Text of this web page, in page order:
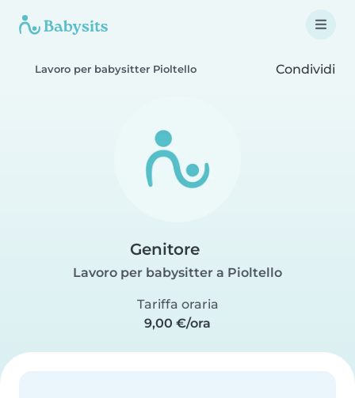
Lavoro per babysitter Pioltello Condividi
Genitore
Lavoro per babysitter a Pioltello
Tariffa oraria
9,00 €/ora